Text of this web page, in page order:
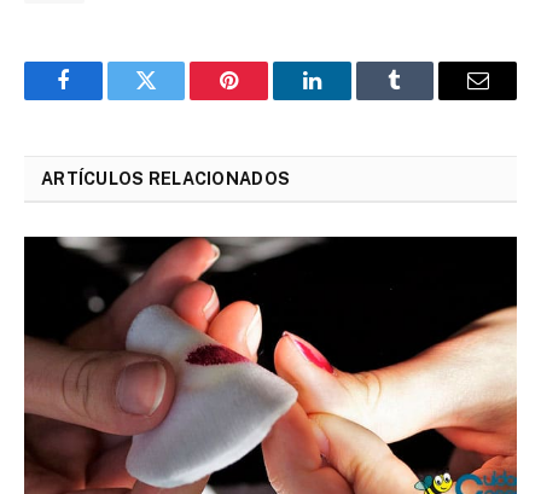
FacebookTwitter Pinterest LinkedInTumblr Email
ARTÍCULOS RELACIONADOS